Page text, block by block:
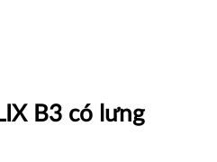
B3 có lưng